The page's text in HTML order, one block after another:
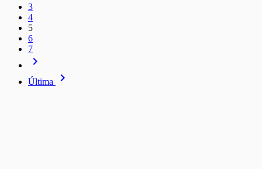
3
4
5
6
7
navigate_next
Última navigate_next